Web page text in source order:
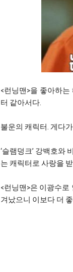
<런닝맨>을 좋아하
터 같아서다.
불운의 캐릭터. 게다
‘슬램덩크’ 강백호와
는 캐릭터로 사랑을
<런닝맨>은 이광수
겨났으니 이보다 더